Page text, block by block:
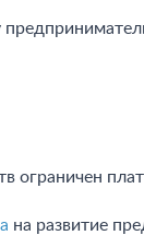
ограничен
на развитие